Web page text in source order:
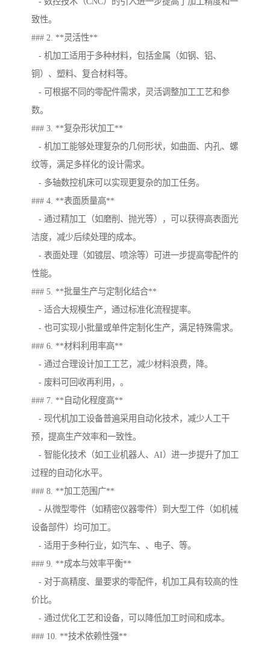
致性。
### 2. **灵活性**
- 机加工适用于多种材料，包括金属（如钢、铝、
铜）、塑料、复合材料等。
- 可根据不同的零配件需求，灵活调整加工工艺和参
数。
### 3. **复杂形状加工**
- 机加工能够处理复杂的几何形状，如曲面、内孔、螺
纹等，满足多样化的设计需求。
- 多轴数控机床可以实现更复杂的加工任务。
### 4. **表面质量高**
- 通过精加工（如磨削、抛光等），可以获得高表面光
洁度，减少后续处理的成本。
- 表面处理（如镀层、喷涂等）可进一步提高零配件的
性能。
### 5. **批量生产与定制化结合**
- 适合大规模生产，通过标准化流程提率。
- 也可实现小批量或单件定制化生产，满足特殊需求。
### 6. **材料利用率高**
- 通过合理设计加工工艺，减少材料浪费，降。
- 废料可回收再利用，。
### 7. **自动化程度高**
- 现代机加工设备普遍采用自动化技术，减少人工干
预，提高生产效率和一致性。
- 智能化技术（如工业机器人、AI）进一步提升了加工
过程的自动化水平。
### 8. **加工范围广**
- 从微型零件（如精密仪器零件）到大型工件（如机械
设备部件）均可加工。
- 适用于多种行业，如汽车、、电子、等。
### 9. **成本与效率平衡**
- 对于高精度、量要求的零配件，机加工具有较高的性
价比。
- 通过优化工艺和设备，可以降低加工时间和成本。
### 10. **技术依赖性强**